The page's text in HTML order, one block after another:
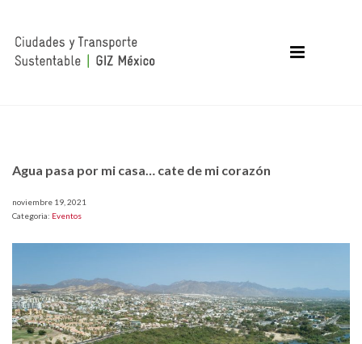
Agua pasa por mi casa… cate de mi corazón
noviembre 19, 2021
Categoria: Eventos